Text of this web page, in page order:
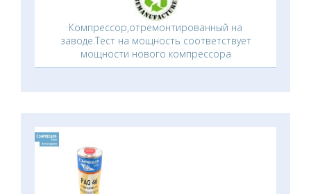
Компрессор,отремонтированный на
заводе.Тест на мощность соответствует
мощности нового компрессора